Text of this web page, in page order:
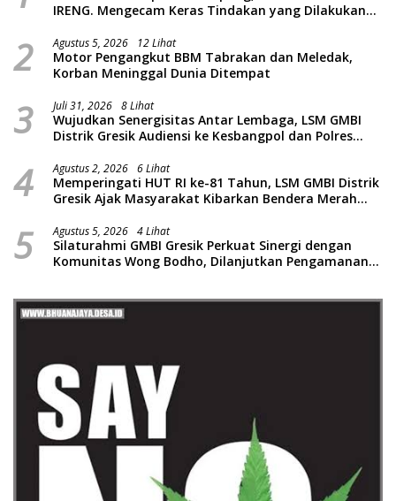
IRENG. Mengecam Keras Tindakan yang Dilakukan
2 Agustus 5, 2026 12 Lihat
Motor Pengangkut BBM Tabrakan dan Meledak,
Korban Meninggal Dunia Ditempat
3 Juli 31, 2026 8 Lihat
Wujudkan Senergisitas Antar Lembaga, LSM GMBI
Distrik Gresik Audiensi ke Kesbangpol dan Polres
Piatu
4 Agustus 2, 2026 6 Lihat
Memperingati HUT RI ke-81 Tahun, LSM GMBI Distrik
Gresik Ajak Masyarakat Kibarkan Bendera Merah
5 Agustus 5, 2026 4 Lihat
Silaturahmi GMBI Gresik Perkuat Sinergi dengan
Komunitas Wong Bodho, Dilanjutkan Pengamanan